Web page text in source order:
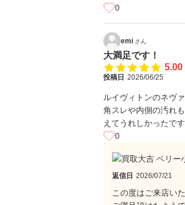
0
emi さん
大満足です！
5.00
投稿日 2026/06/25
ルイヴィトンのネヴ
角スレや内側の汚れ
えてうれしかったです
0
返信日 2026/07/21
この度はご来店い